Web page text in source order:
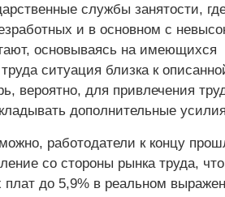
службы занятости,
и в основном с
основываясь на имеющихся
ситуация близка к
вероятно, для привлечения
дополнительные
работодатели к концу
со стороны рынка труда, что
плат до 5,9% в реальном